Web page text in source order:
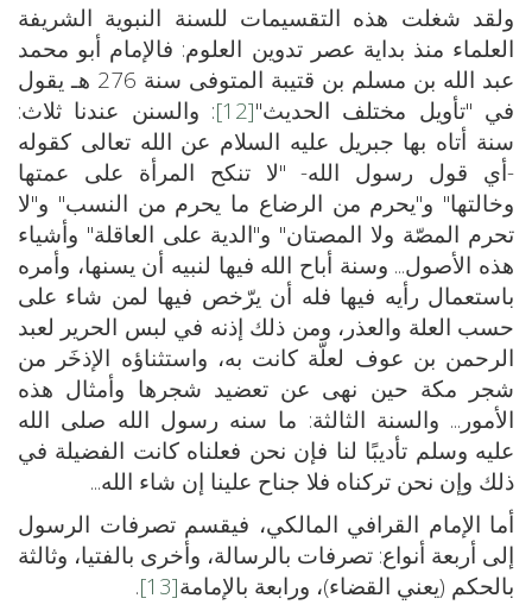
ولقد شغلت هذه التقسيمات للسنة النبوية الشريفة
العلماء منذ بداية عصر تدوين العلوم: فالإمام أبو محمد
عبد الله بن مسلم بن قتيبة المتوفى سنة 276 هـ يقول
في "تأويل مختلف الحديث"[12]
: والسنن عندنا ثلاث:
سنة أتاه بها جبريل عليه السلام عن الله تعالى كقوله
-أي قول رسول الله- "لا تنكح المرأة على عمتها
وخالتها" و"يحرم من الرضاع ما يحرم من النسب" و"لا
تحرم المصّة ولا المصتان" و"الدية على العاقلة" وأشياء
هذه الأصول... وسنة أباح الله فيها لنبيه أن يسنها، وأمره
باستعمال رأيه فيها فله أن يرّخص فيها لمن شاء على
حسب العلة والعذر، ومن ذلك إذنه في لبس الحرير لعبد
الرحمن بن عوف لعلّة كانت به، واستثناؤه الإذخَر من
شجر مكة حين نهى عن تعضيد شجرها وأمثال هذه
الأمور... والسنة الثالثة: ما سنه رسول الله صلى الله
عليه وسلم تأديبًا لنا فإن نحن فعلناه كانت الفضيلة في
ذلك وإن نحن تركناه فلا جناح علينا إن شاء الله...
أما الإمام القرافي المالكي، فيقسم تصرفات الرسول
إلى أربعة أنواع: تصرفات بالرسالة، وأخرى بالفتيا، وثالثة
بالحكم (يعني القضاء)، ورابعة بالإمامة[13]
.